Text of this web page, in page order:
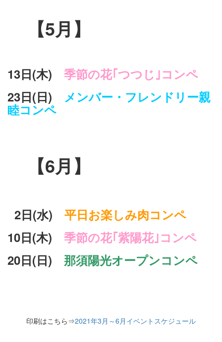
【5月】
13日(木) 季節の花｢つつじ｣コンペ
23日(日) メンバー・フレンドリー親
睦コンペ
【6月】
2日(水) 平日お楽しみ肉コンペ
10日(木) 季節の花｢紫陽花｣コンペ
20日(日) 那須陽光オープンコンペ
印刷はこちら⇒2021年3月～6月イベントスケジュール